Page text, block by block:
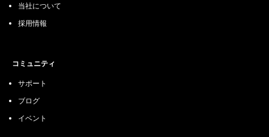
当社について
採用情報
コミュニティ
サポート
ブログ
イベント